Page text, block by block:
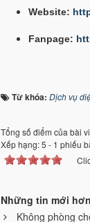
Website:
Fanpage:
Từ khóa: Dịch vụ
Tổng số điểm của bài
Xếp hạng:5 - 1 phiếu
Những tin mới hơn
Không phòng